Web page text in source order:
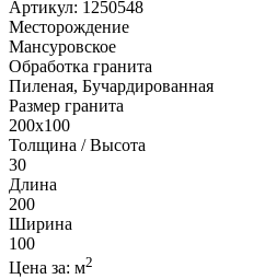
Артикул: 1250548
Месторождение
Мансуровское
Обработка гранита
Пиленая, Бучардированная
Размер гранита
200х100
Толщина / Высота
30
Длина
200
Ширина
100
Цена за: м2